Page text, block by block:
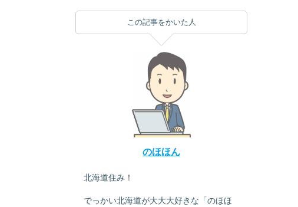
この記事をかいた人
のほほん
北海道住み！
でっかい北海道が大大大好きな「のほほ